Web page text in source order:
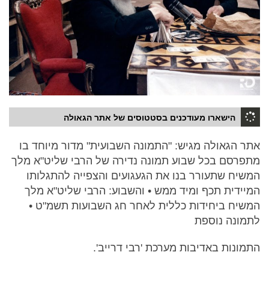
הישארו מעודכנים בסטטוסים של אתר הגאולה
אתר הגאולה מגיש: "התמונה השבועית" מדור מיוחד בו
מתפרסם בכל שבוע תמונה נדירה של הרבי שליט"א מלך
המשיח שתעורר בנו את הגעגועים והצפייה להתגלותו
המיידית תכף ומיד ממש • והשבוע: הרבי שליט"א מלך
המשיח ביחידות כללית לאחר חג השבועות תשמ"ט •
לתמונה נוספת
התמונות באדיבות מערכת 'רבי דרייב'.